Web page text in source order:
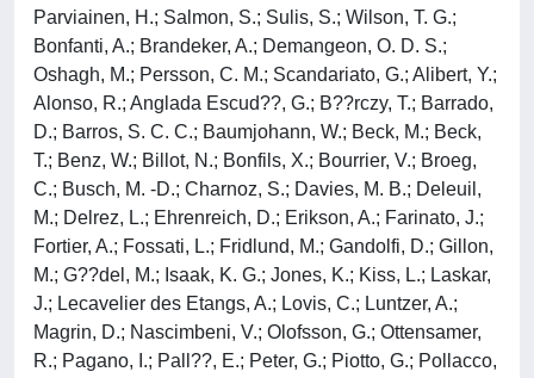
Parviainen, H.; Salmon, S.; Sulis, S.; Wilson, T. G.;
Bonfanti, A.; Brandeker, A.; Demangeon, O. D. S.;
Oshagh, M.; Persson, C. M.; Scandariato, G.; Alibert, Y.;
Alonso, R.; Anglada Escud??, G.; B??rczy, T.; Barrado,
D.; Barros, S. C. C.; Baumjohann, W.; Beck, M.; Beck,
T.; Benz, W.; Billot, N.; Bonfils, X.; Bourrier, V.; Broeg,
C.; Busch, M. -D.; Charnoz, S.; Davies, M. B.; Deleuil,
M.; Delrez, L.; Ehrenreich, D.; Erikson, A.; Farinato, J.;
Fortier, A.; Fossati, L.; Fridlund, M.; Gandolfi, D.; Gillon,
M.; G??del, M.; Isaak, K. G.; Jones, K.; Kiss, L.; Laskar,
J.; Lecavelier des Etangs, A.; Lovis, C.; Luntzer, A.;
Magrin, D.; Nascimbeni, V.; Olofsson, G.; Ottensamer,
R.; Pagano, I.; Pall??, E.; Peter, G.; Piotto, G.; Pollacco,